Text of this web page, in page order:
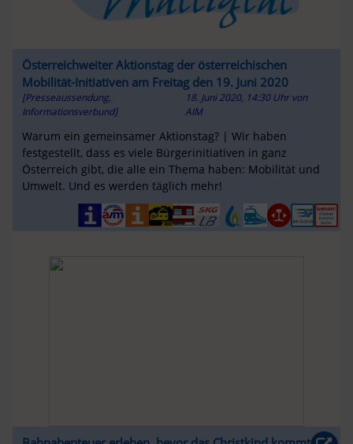
Österreichweiter Aktionstag der österreichischen
Mobilität-Initiativen am Freitag den 19. Juni 2020
[Presseaussendung,
Informationsverbund]
18. Juni 2020, 14:30 Uhr von
AIM
Warum ein gemeinsamer Aktionstag? | Wir haben
festgestellt, dass es viele Bürgerinitiativen in ganz
Österreich gibt, die alle ein Thema haben: Mobilität und
Umwelt. Und es werden täglich mehr!